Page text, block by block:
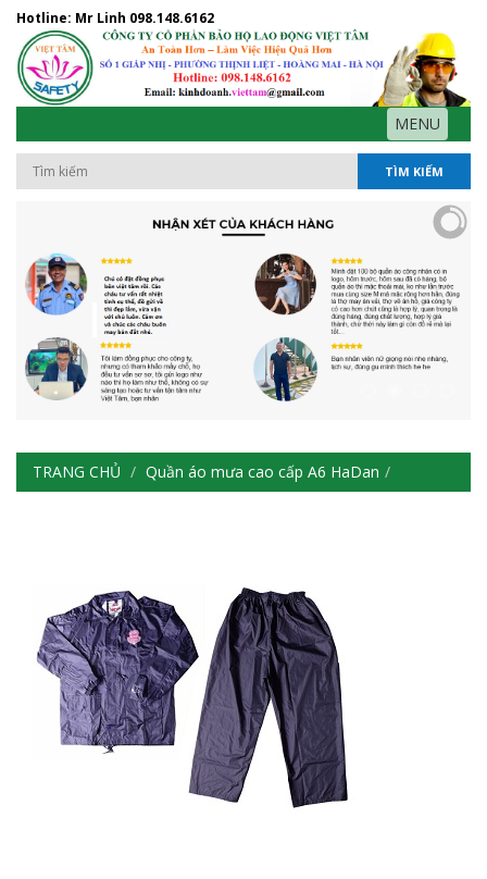
Hotline: Mr Linh 098.148.6162
MENU
TÌM KIẾM
TRANG CHỦ Quần áo mưa cao cấp A6 HaDan